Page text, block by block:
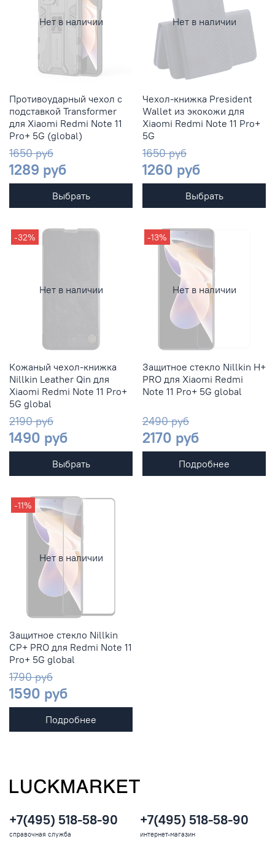
Нет в наличии
Противоударный чехол с
подставкой Transformer
для Xiaomi Redmi Note 11
Pro+ 5G (global)
1650 руб
1289 руб
Выбрать
Нет в наличии
Чехол-книжка President
Wallet из экокожи для
Xiaomi Redmi Note 11 Pro+
5G
1650 руб
1260 руб
Выбрать
Нет в наличии
-32%
Кожаный чехол-книжка
Nillkin Leather Qin для
Xiaomi Redmi Note 11 Pro+
5G global
2190 руб
1490 руб
Выбрать
Нет в наличии
-13%
Защитное стекло Nillkin H+
PRO для Xiaomi Redmi
Note 11 Pro+ 5G global
2490 руб
2170 руб
Подробнее
Нет в наличии
-11%
Защитное стекло Nillkin
CP+ PRO для Redmi Note 11
Pro+ 5G global
1790 руб
1590 руб
Подробнее
+7(495) 518-58-90
справочная служба
+7(495) 518-58-90
интернет-магазин